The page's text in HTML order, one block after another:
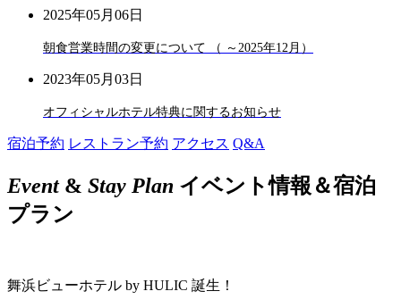
2025年05月06日
朝食営業時間の変更について （ ～2025年12月）
2023年05月03日
オフィシャルホテル特典に関するお知らせ
宿泊予約 レストラン予約 アクセス Q&A
Event& Stay Plan イベント情報＆宿泊
プラン
舞浜ビューホテル by HULIC 誕生！